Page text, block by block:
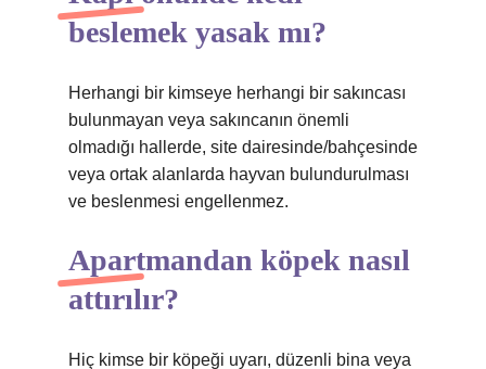
beslemek yasak mı?
Herhangi bir kimseye herhangi bir sakıncası
bulunmayan veya sakıncanın önemli
olmadığı hallerde, site dairesinde/bahçesinde
veya ortak alanlarda hayvan bulundurulması
ve beslenmesi engellenmez.
Apartmandan köpek nasıl
attırılır?
Hiç kimse bir köpeği uyarı, düzenli bina veya